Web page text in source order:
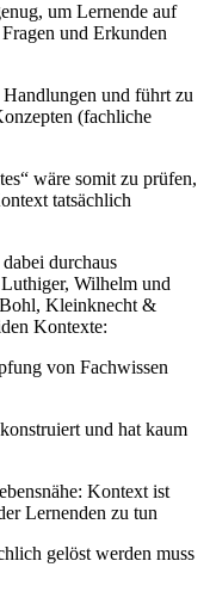
um Lernende auf
und Erkunden
und führt zu
(fachliche
wäre somit zu prüfen,
tatsächlich
durchaus
Wilhelm und
Kleinknecht &
Kontexte:
von Fachwissen
und hat kaum
Kontext ist
Lernenden zu tun
gelöst werden muss